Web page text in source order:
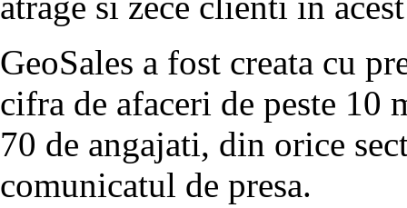
GeoSales a fost creata cu
cifra de afaceri de peste 10
70 de angajati, din orice
comunicatul de presa.